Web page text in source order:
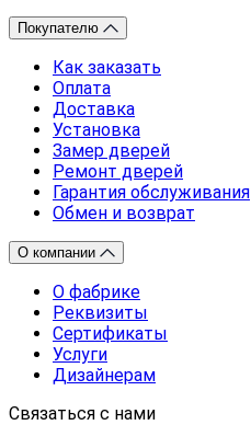
Покупателю
Как заказать
Оплата
Доставка
Установка
Замер дверей
Ремонт дверей
Гарантия обслуживания
Обмен и возврат
О компании
О фабрике
Реквизиты
Сертификаты
Услуги
Дизайнерам
Связаться с нами